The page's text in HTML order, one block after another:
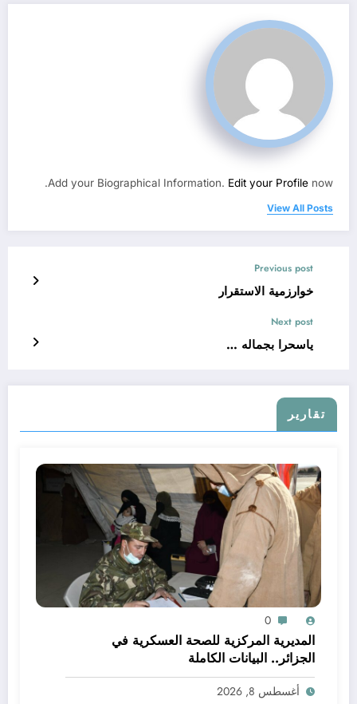
Add your Biographical Information. Edit your Profile now.
View All Posts
Previous post
خوارزمية الاستقرار
Next post
ياسحرا بجماله …
تقارير
0
المديرية المركزية للصحة العسكرية في
الجزائر.. البيانات الكاملة
أغسطس 8, 2026